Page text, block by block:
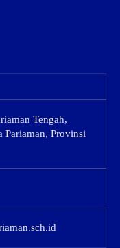
Tengah,
Pariaman, Provinsi